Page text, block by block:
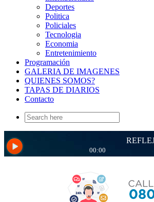
Deportes
Politica
Policiales
Tecnologia
Economia
Entretenimiento
Programación
GALERIA DE IMAGENES
QUIENES SOMOS?
TAPAS DE DIARIOS
Contacto
Search
for: